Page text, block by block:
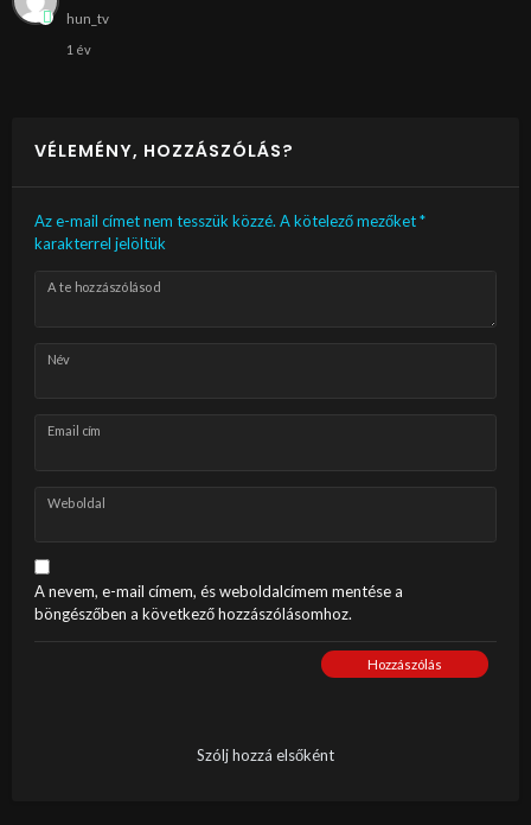
hun_tv
1 év
VÉLEMÉNY, HOZZÁSZÓLÁS?
Az e-mail címet nem tesszük közzé. A kötelező mezőket*
karakterrel jelöltük
A te hozzászólásod
Név
Email cím
Weboldal
A nevem, e-mail címem, és weboldalcímem mentése a
böngészőben a következő hozzászólásomhoz.
Hozzászólás
Szólj hozzá elsőként